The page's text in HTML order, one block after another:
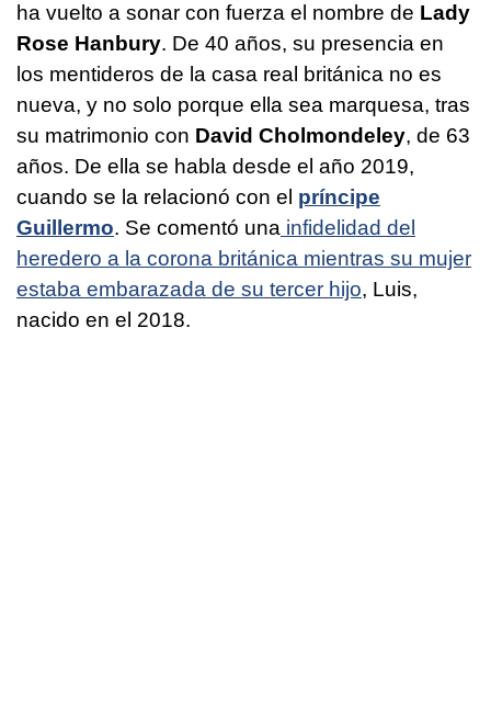
ha vuelto a sonar con fuerza el nombre de Lady
Rose Hanbury. De 40 años, su presencia en
los mentideros de la casa real británica no es
nueva, y no solo porque ella sea marquesa, tras
su matrimonio con David Cholmondeley, de 63
años. De ella se habla desde el año 2019,
cuando se la relacionó con el príncipe
Guillermo. Se comentó una infidelidad del
heredero a la corona británica mientras su mujer
estaba embarazada de su tercer hijo, Luis,
nacido en el 2018.